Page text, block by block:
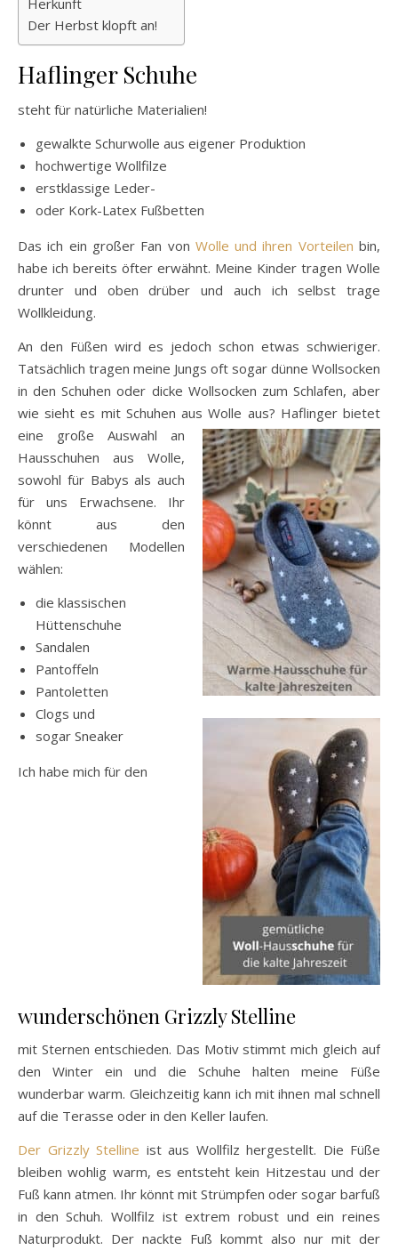
Der Herbst klopft an!
Haflinger Schuhe
steht für natürliche Materialien!
gewalkte Schurwolle aus eigener Produktion
hochwertige Wollfilze
erstklassige Leder-
oder Kork-Latex Fußbetten
Das ich ein großer Fan von Wolle und ihren Vorteilen bin,
habe ich bereits öfter erwähnt. Meine Kinder tragen Wolle
drunter und oben drüber und auch ich selbst trage
Wollkleidung.
An den Füßen wird es jedoch schon etwas schwieriger.
Tatsächlich tragen meine Jungs oft sogar dünne Wollsocken
in den Schuhen oder dicke Wollsocken zum Schlafen, aber
wie sieht es mit Schuhen aus Wolle aus? Haflinger bietet
eine große Auswahl an
Hausschuhen aus Wolle,
sowohl für Babys als auch
für uns Erwachsene. Ihr
könnt aus den
verschiedenen Modellen
wählen:
die klassischen
Hüttenschuhe
Sandalen
Pantoffeln
Pantoletten
Clogs und
sogar Sneaker
Ich habe mich für den
wunderschönen Grizzly Stelline
mit Sternen entschieden. Das Motiv stimmt mich gleich auf
den Winter ein und die Schuhe halten meine Füße
wunderbar warm. Gleichzeitig kann ich mit ihnen mal schnell
auf die Terasse oder in den Keller laufen.
Der Grizzly Stelline ist aus Wollfilz hergestellt. Die Füße
bleiben wohlig warm, es entsteht kein Hitzestau und der
Fuß kann atmen. Ihr könnt mit Strümpfen oder sogar barfuß
in den Schuh. Wollfilz ist extrem robust und ein reines
Naturprodukt. Der nackte Fuß kommt also nur mit der